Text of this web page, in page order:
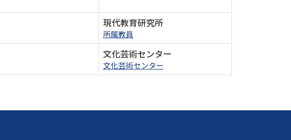
現代教育研究所
所属教員
文化芸術センター
文化芸術センター